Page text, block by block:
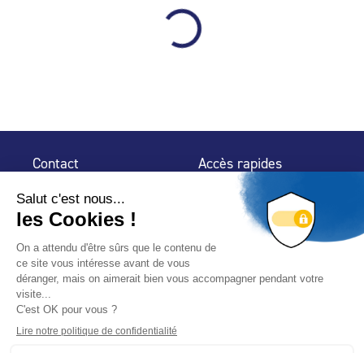
Contact
32 rue de Mogador
75 009 Paris
Accès rapides
Espace Presse
Trouver un
professionnel
Nous suivre